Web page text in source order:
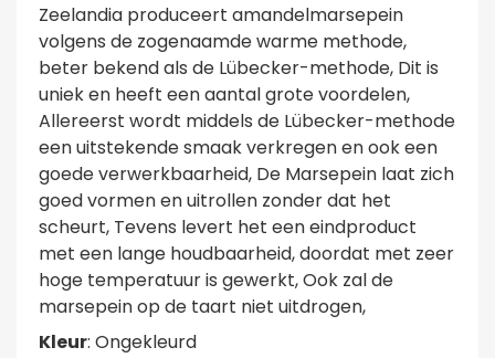
Zeelandia produceert amandelmarsepein
volgens de zogenaamde warme methode,
beter bekend als de Lübecker-methode, Dit is
uniek en heeft een aantal grote voordelen,
Allereerst wordt middels de Lübecker-methode
een uitstekende smaak verkregen en ook een
goede verwerkbaarheid, De Marsepein laat zich
goed vormen en uitrollen zonder dat het
scheurt, Tevens levert het een eindproduct
met een lange houdbaarheid, doordat met zeer
hoge temperatuur is gewerkt, Ook zal de
marsepein op de taart niet uitdrogen,
Kleur: Ongekleurd